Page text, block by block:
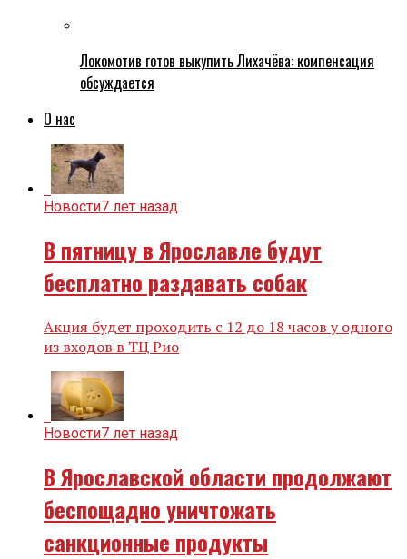
Локомотив готов выкупить Лихачёва: компенсация
обсуждается
О нас
Новости7 лет назад
В пятницу в Ярославле будут
бесплатно раздавать собак
Акция будет проходить с 12 до 18 часов у одного
из входов в ТЦ Рио
Новости7 лет назад
В Ярославской области продолжают
беспощадно уничтожать
санкционные продукты